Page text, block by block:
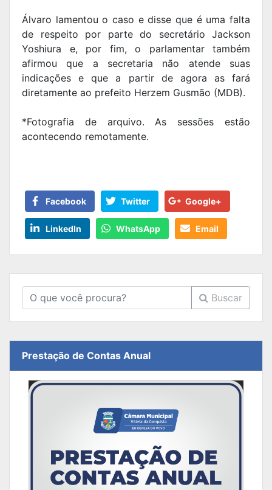
Álvaro lamentou o caso e disse que é uma falta
de respeito por parte do secretário Jackson
Yoshiura e, por fim, o parlamentar também
afirmou que a secretaria não atende suas
indicações e que a partir de agora as fará
diretamente ao prefeito Herzem Gusmão (MDB).
*Fotografia de arquivo. As sessões estão
acontecendo remotamente.
Facebook Twitter Google+
LinkedIn WhatsApp Email
Buscar
Prestação de Contas Anual